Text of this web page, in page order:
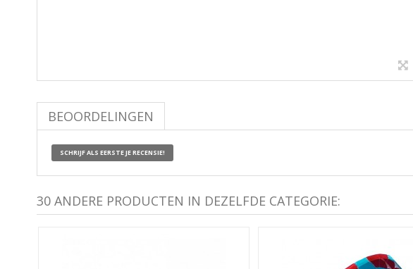
BEOORDELINGEN
SCHRIJF ALS EERSTE JE RECENSIE!
30 ANDERE PRODUCTEN IN DEZELFDE CATEGORIE: